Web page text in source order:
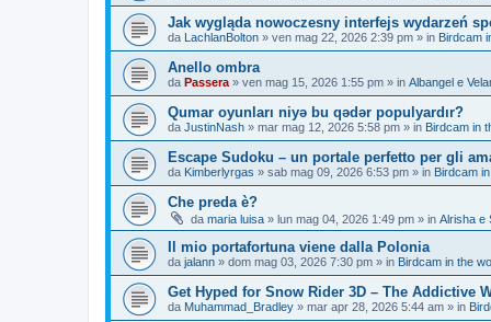
Jak wygląda nowoczesny interfejs wydarzeń
da LachlanBolton » ven mag 22, 2026 2:39 pm » in Birdcam
Anello ombra
da Passera » ven mag 15, 2026 1:55 pm » in Albangel e
Qumar oyunları niyə bu qədər populyardır?
da JustinNash » mar mag 12, 2026 5:58 pm » in Birdcam in
Escape Sudoku – un portale perfetto per gli
da Kimberlyrgas » sab mag 09, 2026 6:53 pm » in Birdcam
Che preda è?
da maria luisa » lun mag 04, 2026 1:49 pm » in Alrisha e
Il mio portafortuna viene dalla Polonia
da jalann » dom mag 03, 2026 7:30 pm » in Birdcam in the
Get Hyped for Snow Rider 3D – The Addictive
da Muhammad_Bradley » mar apr 28, 2026 5:44 am » in